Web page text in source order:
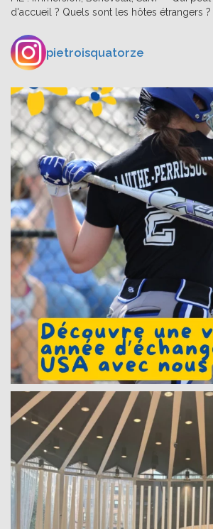
d'accueil ? Quels sont les hôtes étrangers ?
pietroisquatorze